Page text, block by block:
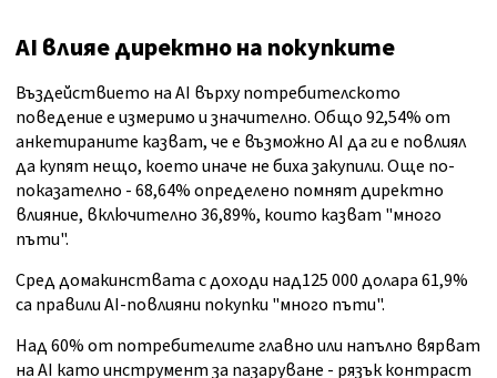
AI влияе директно на покупките
Въздействието на AI върху потребителското
поведение е измеримо и значително. Общо 92,54% от
анкетираните казват, че е възможно AI да ги е повлиял
да купят нещо, което иначе не биха закупили. Още по-
показателно - 68,64% определено помнят директно
влияние, включително 36,89%, които казват "много
пъти".
Сред домакинствата с доходи над125 000 долара 61,9%
са правили AI-повлияни покупки "много пъти".
Над 60% от потребителите главно или напълно вярват
на AI като инструмент за пазаруване - рязък контраст